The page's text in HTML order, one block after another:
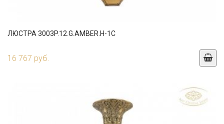
ЛЮСТРА 3003P.12.G.AMBER.H-1C
16 767 руб.